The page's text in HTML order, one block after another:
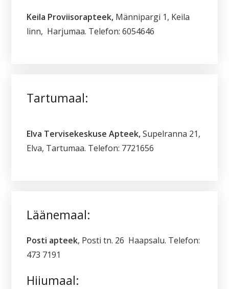
Keila Proviisorapteek, Männipargi 1, Keila
linn, Harjumaa. Telefon: 6054646
Tartumaal:
Elva Tervisekeskuse Apteek,Supelranna 21,
Elva, Tartumaa. Telefon: 7721656
Läänemaal:
Posti apteek, Posti tn. 26 Haapsalu. Telefon:
473 7191
Hiiumaal: